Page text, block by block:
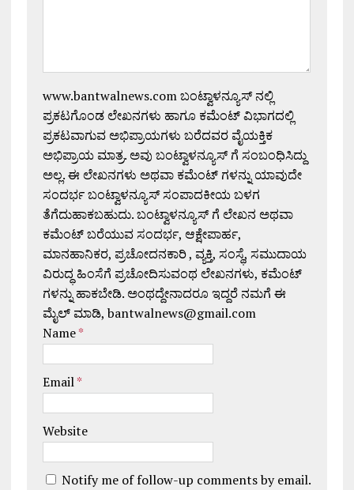
www.bantwalnews.com ಬಂಟ್ವಾಳನ್ಯೂಸ್ ನಲ್ಲಿ
ಪ್ರಕಟಗೊಂಡ ಲೇಖನಗಳು ಹಾಗೂ ಕಮೆಂಟ್ ವಿಭಾಗದಲ್ಲಿ
ಪ್ರಕಟವಾಗುವ ಅಭಿಪ್ರಾಯಗಳು ಬರೆದವರ ವೈಯಕ್ತಿಕ
ಅಭಿಪ್ರಾಯ ಮಾತ್ರ. ಅವು ಬಂಟ್ವಾಳನ್ಯೂಸ್ ಗೆ ಸಂಬಂಧಿಸಿದ್ದು
ಅಲ್ಲ. ಈ ಲೇಖನಗಳು ಅಥವಾ ಕಮೆಂಟ್ ಗಳನ್ನು ಯಾವುದೇ
ಸಂದರ್ಭ ಬಂಟ್ವಾಳನ್ಯೂಸ್ ಸಂಪಾದಕೀಯ ಬಳಗ
ತೆಗೆದುಹಾಕಬಹುದು. ಬಂಟ್ವಾಳನ್ಯೂಸ್ ಗೆ ಲೇಖನ ಅಥವಾ
ಕಮೆಂಟ್ ಬರೆಯುವ ಸಂದರ್ಭ, ಆಕ್ಷೇಪಾರ್ಹ,
ಮಾನಹಾನಿಕರ, ಪ್ರಚೋದನಕಾರಿ , ವ್ಯಕ್ತಿ, ಸಂಸ್ಥೆ, ಸಮುದಾಯ
ವಿರುದ್ಧ ಹಿಂಸೆಗೆ ಪ್ರಚೋದಿಸುವಂಥ ಲೇಖನಗಳು, ಕಮೆಂಟ್
ಗಳನ್ನು ಹಾಕಬೇಡಿ. ಅಂಥದ್ದೇನಾದರೂ ಇದ್ದರೆ ನಮಗೆ ಈ
ಮೈಲ್ ಮಾಡಿ, bantwalnews@gmail.com
Name*
Email*
Website
Notify me of follow-up comments by email.